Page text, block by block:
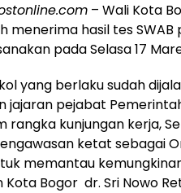
– Wali Kota
menerima hasil tes
pada Selasa 17
yang berlaku sudah
jajaran pejabat
rangka kunjungan kerja,
ketat sebagai
memantau
Kota Bogor dr. Sri Nowo